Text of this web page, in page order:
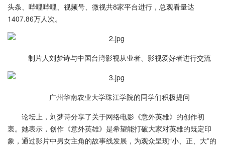
头条、哔哩哔哩、视频号、微视共8家平台进行，总观看量达
1407.86万人次。
制片人刘梦诗与中国台湾影视从业者、影视爱好者进行交流
广州华南农业大学珠江学院的同学们积极提问
论坛上，刘梦诗分享了关于网络电影《意外英雄》的创作初
衷。她表示，创作《意外英雄》是希望能打破大家对英雄的既定印
象，通过影片中男女主角的故事线发展，为观众呈现“小、正、大”的